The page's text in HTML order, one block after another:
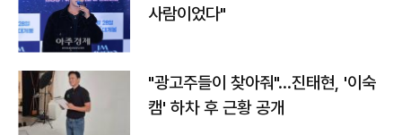
사람이었다"
"광고주들이 찾아줘"…진태현, '이숙
캠' 하차 후 근황 공개